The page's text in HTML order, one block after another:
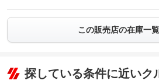
この販売店の在庫一
探している条件に近いク